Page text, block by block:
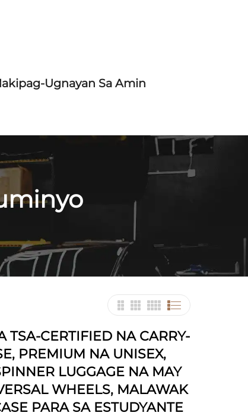
Ugnayan Sa Amin
TSA-CERTIFIED NA CARRY-
PREMIUM NA UNISEX,
LUGGAGE NA MAY
WHEELS, MALAWAK
PARA SA ESTUDYANTE